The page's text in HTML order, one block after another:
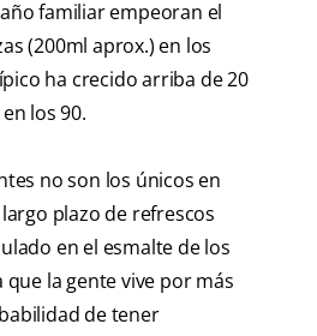
familiar empeoran el
(200ml aprox.) en los
ha crecido arriba de 20
los 90.
no son los únicos en
plazo de refrescos
en el esmalte de los
la gente vive por más
de tener